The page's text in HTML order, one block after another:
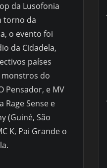
da Lusofonia
torno da
o evento foi
da Cidadela,
países
monstros do
Pensador, e MV
Rage Sense e
(Guiné, São
K, Pai Grande o